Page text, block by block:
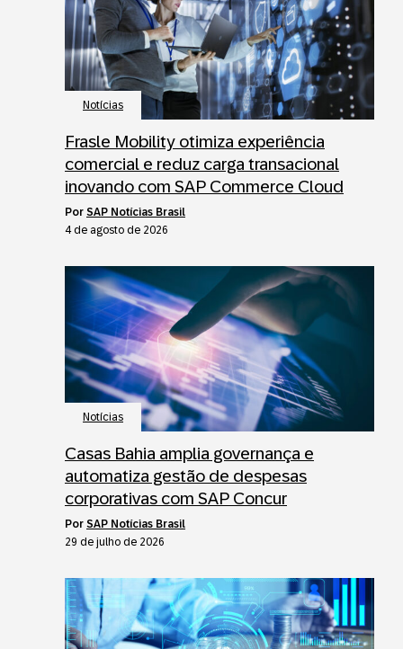
Notícias
Frasle Mobility otimiza experiência
comercial e reduz carga transacional
inovando com SAP Commerce Cloud
por SAP Notícias Brasil
4 de agosto de 2026
Notícias
Casas Bahia amplia governança e
automatiza gestão de despesas
corporativas com SAP Concur
por SAP Notícias Brasil
29 de julho de 2026